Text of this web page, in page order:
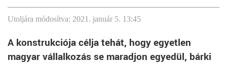
Utoljára módosítva: 2021. január 5. 13:45
A konstrukciója célja tehát, hogy egyetlen
magyar vállalkozás se maradjon egyedül, bárki